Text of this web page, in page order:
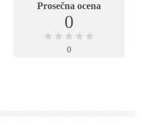
Prosečna ocena
0
0